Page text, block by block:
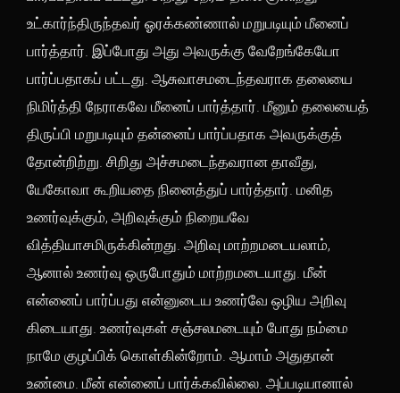
உட்கார்ந்திருந்தவர் ஓரக்கண்ணால் மறுபடியும் மீனைப்
பார்த்தார். இப்போது அது அவருக்கு வேறேங்கேயோ
பார்ப்பதாகப் பட்டது. ஆசுவாசமடைந்தவராக தலையை
நிமிர்த்தி நேராகவே மீனைப் பார்த்தார். மீனும் தலையைத்
திருப்பி மறுபடியும் தன்னைப் பார்ப்பதாக அவருக்குத்
தோன்றிற்று. சிறிது அச்சமடைந்தவரான தாவீது,
யேகோவா கூறியதை நினைத்துப் பார்த்தார். மனித
உணர்வுக்கும், அறிவுக்கும் நிறையவே
வித்தியாசமிருக்கின்றது. அறிவு மாற்றமடையலாம்,
ஆனால் உணர்வு ஒருபோதும் மாற்றமடையாது. மீன்
என்னைப் பார்ப்பது என்னுடைய உணர்வே ஒழிய அறிவு
கிடையாது. உணர்வுகள் சஞ்சலமடையும் போது நம்மை
நாமே குழப்பிக் கொள்கின்றோம். ஆமாம் அதுதான்
உண்மை. மீன் என்னைப் பார்க்கவில்லை. அப்படியானால்